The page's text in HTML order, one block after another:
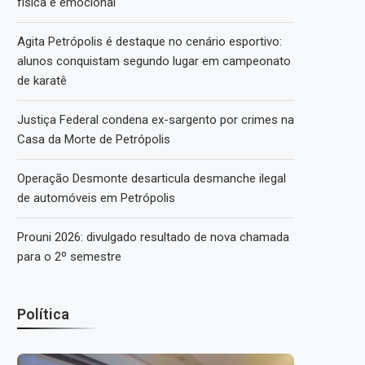
Agita Petrópolis é destaque no cenário esportivo:
alunos conquistam segundo lugar em campeonato
de karatê
Justiça Federal condena ex-sargento por crimes na
Casa da Morte de Petrópolis
Operação Desmonte desarticula desmanche ilegal
de automóveis em Petrópolis
Prouni 2026: divulgado resultado de nova chamada
para o 2º semestre
Política